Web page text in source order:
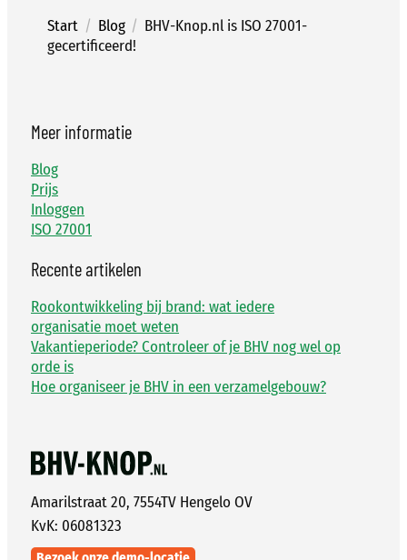
Start / Blog / BHV-Knop.nl is ISO 27001-
gecertificeerd!
Amarilstraat 20, 7554TV Hengelo OV
KvK: 06081323
Meer informatie
Blog
Prijs
Inloggen
ISO 27001
Recente artikelen
Rookontwikkeling bij brand: wat iedere
organisatie moet weten
Vakantieperiode? Controleer of je BHV nog wel op
orde is
Hoe organiseer je BHV in een verzamelgebouw?